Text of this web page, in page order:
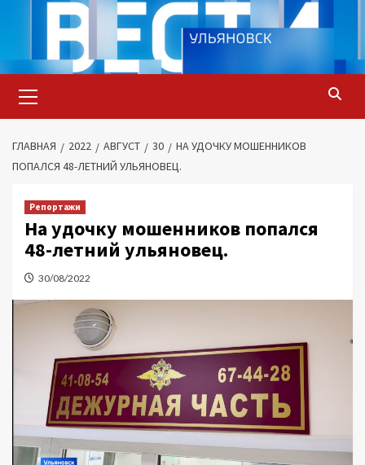
содержимому
меню
ГЛАВНАЯ 2022 АВГУСТ 30
НА УДОЧКУ МОШЕННИКОВ
ПОПАЛСЯ 48-ЛЕТНИЙ УЛЬЯНОВЕЦ.
Репортажи
На удочку мошенников попался
48-летний ульяновец.
30/08/2022